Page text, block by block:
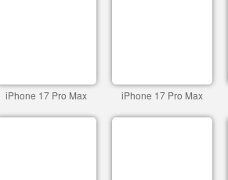
iPhone 17 Pro Max iPhone 17 Pro Max